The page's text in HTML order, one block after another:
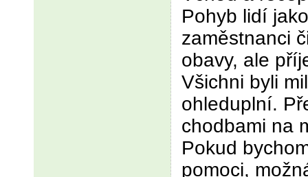
Pohyb lidí
zaměstnanci
obavy, ale
Všichni byli
ohleduplní.
chodbami na
Pokud
pomoci,